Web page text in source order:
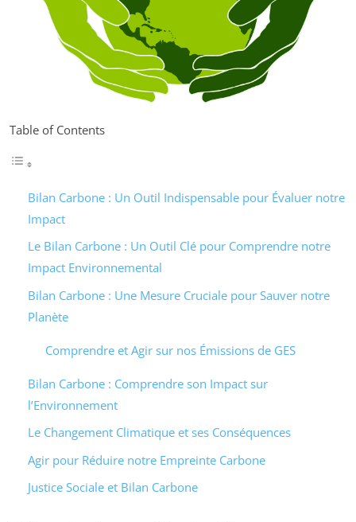
Table of Contents
Bilan Carbone : Un Outil Indispensable pour Évaluer notre
Impact
Le Bilan Carbone : Un Outil Clé pour Comprendre notre
Impact Environnemental
Bilan Carbone : Une Mesure Cruciale pour Sauver notre
Planète
Comprendre et Agir sur nos Émissions de GES
Bilan Carbone : Comprendre son Impact sur
l’Environnement
Le Changement Climatique et ses Conséquences
Agir pour Réduire notre Empreinte Carbone
Justice Sociale et Bilan Carbone